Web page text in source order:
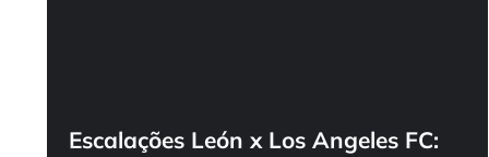
Escalações León x Los Angeles FC: